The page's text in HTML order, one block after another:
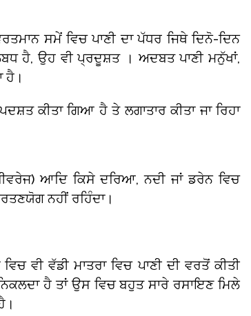
ਸਮੇਂ ਵਿਚ ਪਾਣੀ ਦਾ ਪੱਧਰ ਜਿਥੇ ਦਿਨੋ-ਦਿਨ
ਹੈ, ਉਹ ਵੀ ਪ੍ਰਦੂਸ਼ਤ । ਅਦਬਤ ਪਾਣੀ ਮਨੁੱਖਾਂ,
ਹੈ।
ਕੀਤਾ ਗਿਆ ਹੈ ਤੇ ਲਗਾਤਾਰ ਕੀਤਾ ਜਾ ਰਿਹਾ
ਆਦਿ ਕਿਸੇ ਦਰਿਆ, ਨਦੀ ਜਾਂ ਡਰੇਨ ਵਿਚ
ਨਹੀਂ ਰਹਿੰਦਾ।
ਵੀ ਵੱਡੀ ਮਾਤਰਾ ਵਿਚ ਪਾਣੀ ਦੀ ਵਰਤੋਂ ਕੀਤੀ
ਹੈ ਤਾਂ ਉਸ ਵਿਚ ਬਹੁਤ ਸਾਰੇ ਰਸਾਇਣ ਮਿਲੇ